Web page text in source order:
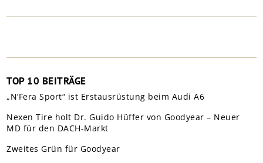
TOP 10 BEITRÄGE
„N’Fera Sport“ ist Erstausrüstung beim Audi A6
Nexen Tire holt Dr. Guido Hüffer von Goodyear – Neuer
MD für den DACH-Markt
Zweites Grün für Goodyear